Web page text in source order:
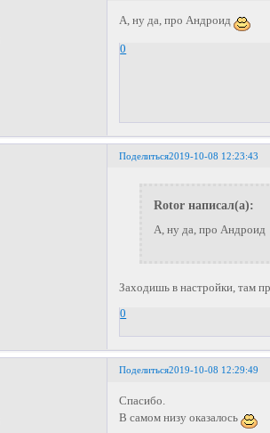
А, ну да, про Андроид
0
Поделиться2019-10-08 12:23:43
Rotor написал(а):
А, ну да, про Андроид
Заходишь в настройки, там
0
Поделиться2019-10-08 12:29:49
Спасибо.
В самом низу оказалось